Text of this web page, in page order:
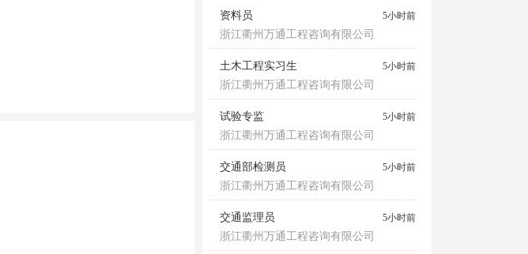
5小时前
资料员
浙江衢州万通工程咨询有限公司
5小时前
土木工程实习生
浙江衢州万通工程咨询有限公司
5小时前
试验专监
浙江衢州万通工程咨询有限公司
5小时前
交通部检测员
浙江衢州万通工程咨询有限公司
5小时前
交通监理员
浙江衢州万通工程咨询有限公司